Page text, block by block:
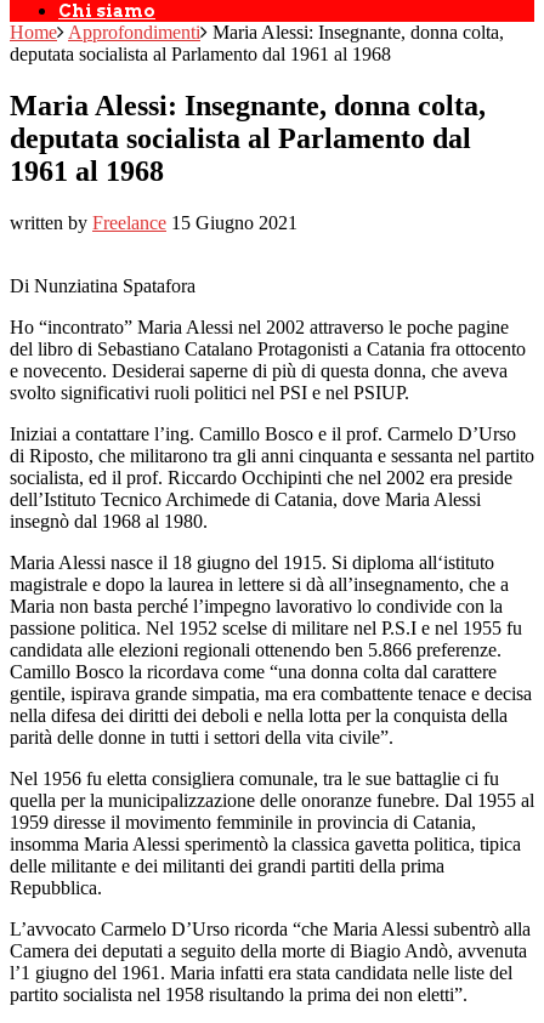
Chi siamo
Home Approfondimenti
Maria Alessi: Insegnante, donna colta,
deputata socialista al Parlamento dal 1961 al 1968
Maria Alessi: Insegnante, donna colta,
deputata socialista al Parlamento dal
1961 al 1968
written by Freelance 15 Giugno 2021
Di Nunziatina Spatafora
Ho “incontrato” Maria Alessi nel 2002 attraverso le poche pagine
del libro di Sebastiano Catalano Protagonisti a Catania fra ottocento
e novecento. Desiderai saperne di più di questa donna, che aveva
svolto significativi ruoli politici nel PSI e nel PSIUP.
Iniziai a contattare l’ing. Camillo Bosco e il prof. Carmelo D’Urso
di Riposto, che militarono tra gli anni cinquanta e sessanta nel partito
socialista, ed il prof. Riccardo Occhipinti che nel 2002 era preside
dell’Istituto Tecnico Archimede di Catania, dove Maria Alessi
insegnò dal 1968 al 1980.
Maria Alessi nasce il 18 giugno del 1915. Si diploma all‘istituto
magistrale e dopo la laurea in lettere si dà all’insegnamento, che a
Maria non basta perché l’impegno lavorativo lo condivide con la
passione politica. Nel 1952 scelse di militare nel P.S.I e nel 1955 fu
candidata alle elezioni regionali ottenendo ben 5.866 preferenze.
Camillo Bosco la ricordava come “una donna colta dal carattere
gentile, ispirava grande simpatia, ma era combattente tenace e decisa
nella difesa dei diritti dei deboli e nella lotta per la conquista della
parità delle donne in tutti i settori della vita civile”.
Nel 1956 fu eletta consigliera comunale, tra le sue battaglie ci fu
quella per la municipalizzazione delle onoranze funebre. Dal 1955 al
1959 diresse il movimento femminile in provincia di Catania,
insomma Maria Alessi sperimentò la classica gavetta politica, tipica
delle militante e dei militanti dei grandi partiti della prima
Repubblica.
L’avvocato Carmelo D’Urso ricorda “che Maria Alessi subentrò alla
Camera dei deputati a seguito della morte di Biagio Andò, avvenuta
l’1 giugno del 1961. Maria infatti era stata candidata nelle liste del
partito socialista nel 1958 risultando la prima dei non eletti”.